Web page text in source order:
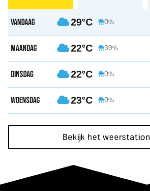
VANDAAG 29°C 0%
MAANDAG 22°C 39%
DINSDAG 22°C 0%
WOENSDAG 23°C 0%
Bekijk het weerstation